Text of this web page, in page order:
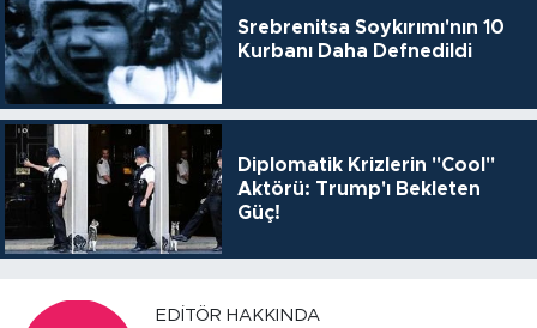
Srebrenitsa Soykırımı'nın 10
Kurbanı Daha Defnedildi
Diplomatik Krizlerin "Cool"
Aktörü: Trump'ı Bekleten
Güç!
EDITÖR HAKKINDA